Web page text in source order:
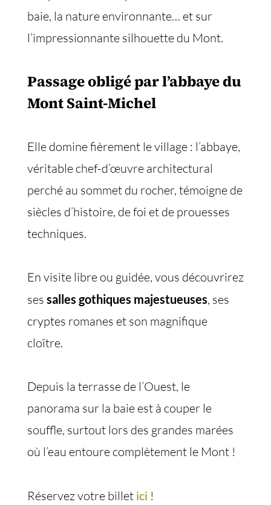
baie, la nature environnante… et sur
l’impressionnante silhouette du Mont.
Passage obligé par l’abbaye du
Mont Saint-Michel
Elle domine fièrement le village : l’abbaye,
véritable chef-d’œuvre architectural
perché au sommet du rocher, témoigne de
siècles d’histoire, de foi et de prouesses
techniques.
En visite libre ou guidée, vous découvrirez
ses salles gothiques majestueuses, ses
cryptes romanes et son magnifique
cloître.
Depuis la terrasse de l’Ouest, le
panorama sur la baie est à couper le
souffle, surtout lors des grandes marées
où l’eau entoure complètement le Mont !
Réservez votre billet ici !